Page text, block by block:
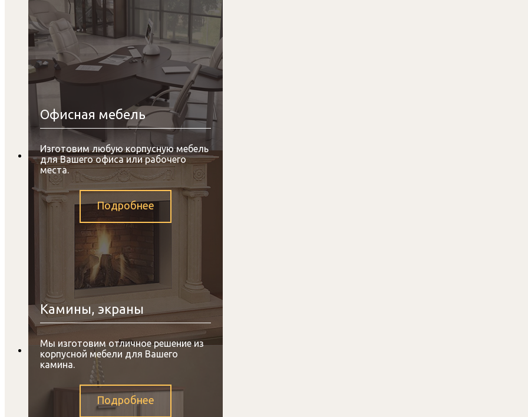
Офисная мебель
Изготовим любую корпусную мебель
для Вашего офиса или рабочего
места.
Подробнее
Камины, экраны
Мы изготовим отличное решение из
корпусной мебели для Вашего
камина.
Подробнее